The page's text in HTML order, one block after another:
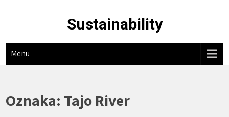
Sustainability
Menu
Oznaka: Tajo River